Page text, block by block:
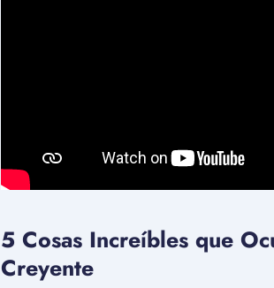
5 Cosas Increíbles que
Creyente